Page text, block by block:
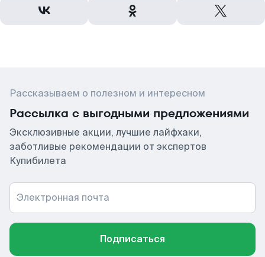
Рассказываем о полезном и интересном
Рассылка с выгодными предложениями
Эксклюзивные акции, лучшие лайфхаки,
заботливые рекомендации от экспертов
Купибилета
Электронная почта
Подписаться